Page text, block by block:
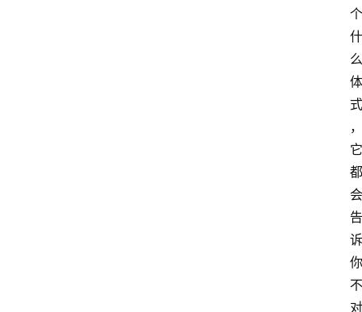
个
什
么
体
式
，
它
都
会
告
诉
你
不
对